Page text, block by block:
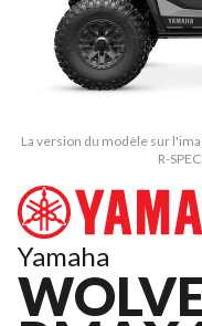
La version du modèle sur
R-
Yamaha